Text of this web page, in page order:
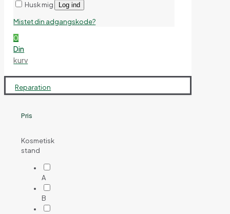
Husk mig Log ind
Mistet din adgangskode?
0
Din
kurv
Reparation
Pris
Kosmetisk
stand
A
B